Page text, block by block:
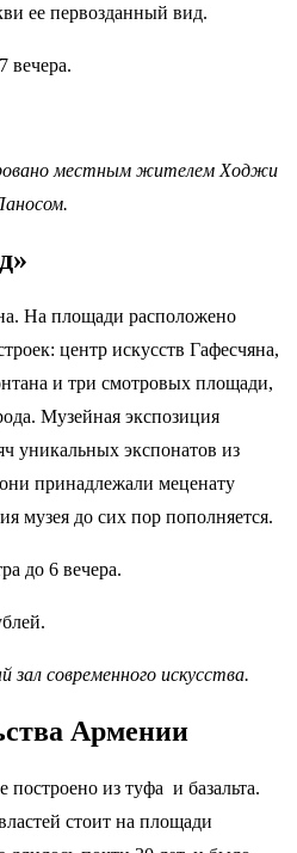
ее первозданный вид.
вечера.
местным жителем Ходжи
На площади расположено
центр искусств Гафесчяна,
и три смотровых площади,
Музейная экспозиция
уникальных экспонатов из
принадлежали меценату
музея до сих пор пополняется.
до 6 вечера.
зал современного искусства.
Армении
из туфа и базальта.
стоит на площади